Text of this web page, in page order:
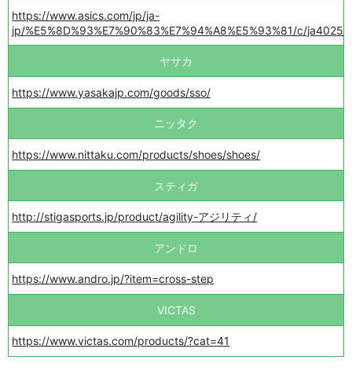
https://www.asics.com/jp/ja-
jp/%E5%8D%93%E7%90%83%E7%94%A8%E5%93%81/c/
ヤサカ
https://www.yasakajp.com/goods/sso/
ニッタク
https://www.nittaku.com/products/shoes/shoes/
スティガ
http://stigasports.jp/product/agility-アジリティ/
アンドロ
https://www.andro.jp/?item=cross-step
VICTAS
https://www.victas.com/products/?cat=41